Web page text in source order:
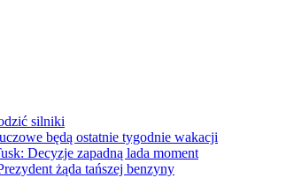
silniki
będą ostatnie tygodnie wakacji
Decyzje zapadną lada moment
żąda tańszej benzyny